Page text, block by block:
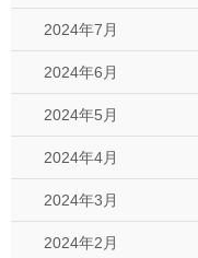
2024年7月
2024年6月
2024年5月
2024年4月
2024年3月
2024年2月